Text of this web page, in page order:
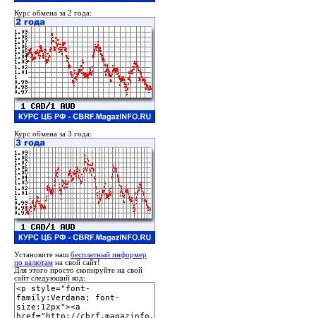
Курс обмена за 2 года:
Курс обмена за 3 года:
Установите наш бесплатный информер
по валютам на свой сайт!
Для этого просто скопируйте на свой
сайт следующий код: